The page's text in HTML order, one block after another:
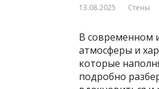
13.08.2025 Стены
В современном
атмосферы и
которые
подробно